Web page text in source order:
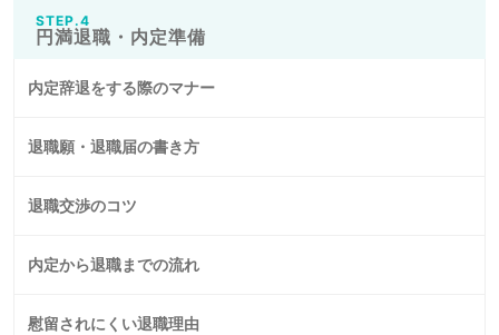
STEP.4
円満退職・内定準備
内定辞退をする際のマナー
退職願・退職届の書き方
退職交渉のコツ
内定から退職までの流れ
慰留されにくい退職理由